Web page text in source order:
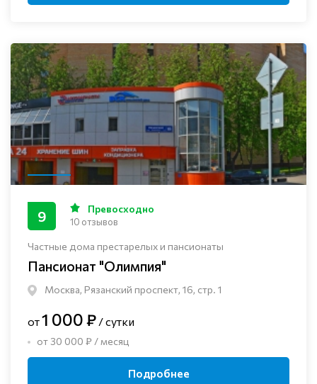
Частные дома престарелых и пансионаты
Пансионат "Олимпия"
Москва, Рязанский проспект, 16, стр. 1
9 Превосходно
10 отзывов
от1 000 ₽ / сутки
от 30 000 ₽ / месяц
Подробнее